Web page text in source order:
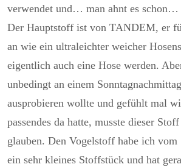
verwendet und… man ahnt es schon…
Der Hauptstoff ist von TANDEM, er
an wie ein ultraleichter weicher
eigentlich auch eine Hose werden.
unbedingt an einem
ausprobieren wollte und gefühlt mal
passendes da hatte, musste dieser
glauben. Den Vogelstoff habe ich
ein sehr kleines Stoffstück und hat